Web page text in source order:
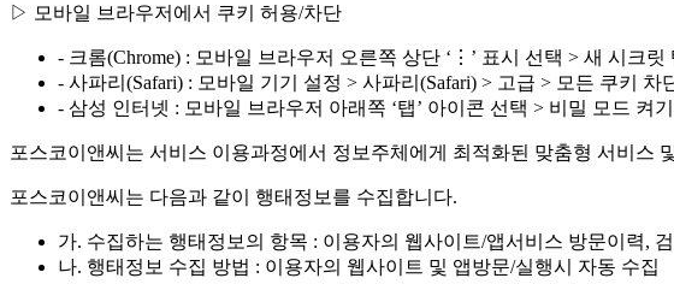
▷ 모바일 브라우저에서 쿠키 허용/차단
- 크롬(Chrome) : 모바일 브라우저 오른쪽 상단 ‘⋮’ 표시 선택 > 새 시크릿
- 사파리(Safari) : 모바일 기기 설정 > 사파리(Safari) > 고급 > 모든 쿠키 차
- 삼성 인터넷 : 모바일 브라우저 아래쪽 ‘탭’ 아이콘 선택 > 비밀 모드 켜
포스코이앤씨는 서비스 이용과정에서 정보주체에게 최적화된 맞춤형 서비스
포스코이앤씨는 다음과 같이 행태정보를 수집합니다.
가. 수집하는 행태정보의 항목 : 이용자의 웹사이트/앱서비스 방문이력,
나. 행태정보 수집 방법 : 이용자의 웹사이트 및 앱방문/실행시 자동 수집